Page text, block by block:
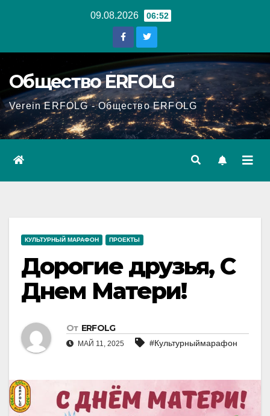
09.08.2026 06:52
Общество ERFOLG
Verein ERFOLG - Общество ERFOLG
КУЛЬТУРНЫЙ МАРАФОН ПРОЕКТЫ
Дорогие друзья, С
Днем Матери!
От ERFOLG
МАЙ 11, 2025 #Культурныймарафон